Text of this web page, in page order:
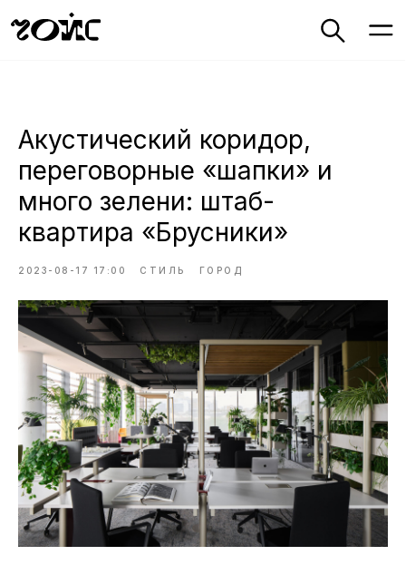
Акустический коридор,
переговорные «шапки» и
много зелени: штаб-
квартира «Брусники»
2023-08-17 17:00 СТИЛЬ ГОРОД